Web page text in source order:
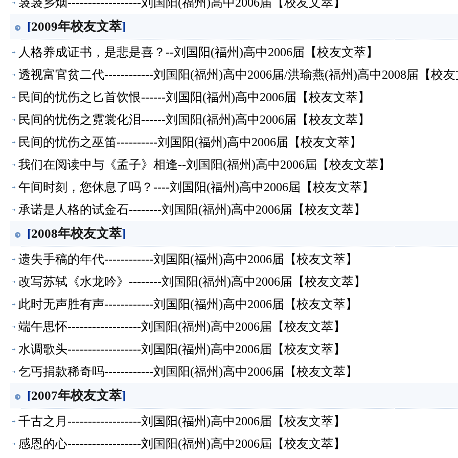
[2009年校友文萃]
人格养成证书，是悲是喜？--刘国阳(福州)高中2006届【校友文萃】
透视富官贫二代------------刘国阳(福州)高中2006届/洪瑜燕(福州)高中2008届【校
民间的忧伤之匕首饮恨------刘国阳(福州)高中2006届【校友文萃】
民间的忧伤之霓裳化泪------刘国阳(福州)高中2006届【校友文萃】
民间的忧伤之巫笛----------刘国阳(福州)高中2006届【校友文萃】
我们在阅读中与《孟子》相逢--刘国阳(福州)高中2006屆【校友文萃】
午间时刻，您休息了吗？----刘国阳(福州)高中2006屆【校友文萃】
承诺是人格的试金石--------刘国阳(福州)高中2006届【校友文萃】
[2008年校友文萃]
遗失手稿的年代------------刘国阳(福州)高中2006届【校友文萃】
改写苏轼《水龙吟》--------刘国阳(福州)高中2006届【校友文萃】
此时无声胜有声------------刘国阳(福州)高中2006届【校友文萃】
端午思怀------------------刘国阳(福州)高中2006届【校友文萃】
水调歌头------------------刘国阳(福州)高中2006届【校友文萃】
乞丐捐款稀奇吗------------刘国阳(福州)高中2006届【校友文萃】
[2007年校友文萃]
千古之月------------------刘国阳(福州)高中2006届【校友文萃】
感恩的心------------------刘国阳(福州)高中2006屆【校友文萃】